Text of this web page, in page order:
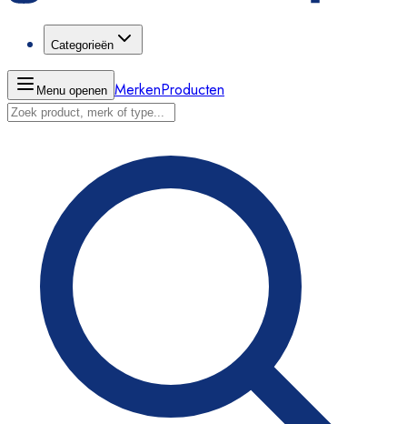
Categorieën
Menu openen MerkenProducten